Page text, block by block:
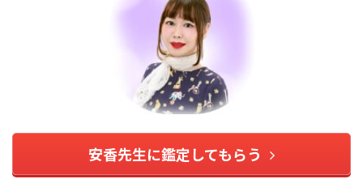
安香先生に鑑定してもらう